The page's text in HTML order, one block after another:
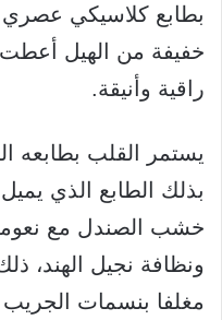
بطابع كلاسيكي عصري
خفيفة من الهيل أعطت
راقية وأنيقة.
يستمر القلب بطابعه
بذلك الطابع الذي
خشب الصندل مع
ونظافة نجيل الهند،
مغلفا بنسمات